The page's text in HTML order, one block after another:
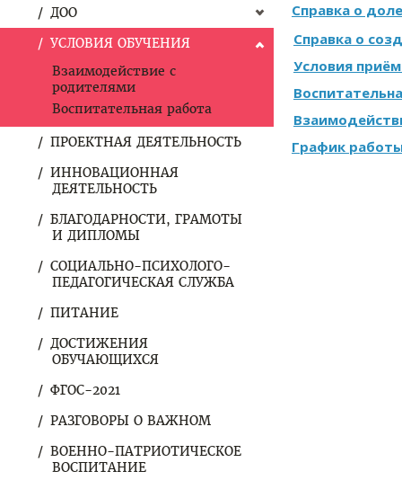
ДОО
УСЛОВИЯ ОБУЧЕНИЯ
Взаимодействие с
родителями
Воспитательная работа
ПРОЕКТНАЯ ДЕЯТЕЛЬНОСТЬ
ИННОВАЦИОННАЯ
ДЕЯТЕЛЬНОСТЬ
БЛАГОДАРНОСТИ, ГРАМОТЫ
И ДИПЛОМЫ
СОЦИАЛЬНО-ПСИХОЛОГО-
ПЕДАГОГИЧЕСКАЯ СЛУЖБА
ПИТАНИЕ
ДОСТИЖЕНИЯ
ОБУЧАЮЩИХСЯ
ФГОС-2021
РАЗГОВОРЫ О ВАЖНОМ
ВОЕННО-ПАТРИОТИЧЕСКОЕ
ВОСПИТАНИЕ
Справка о
Справка о
Условия
График